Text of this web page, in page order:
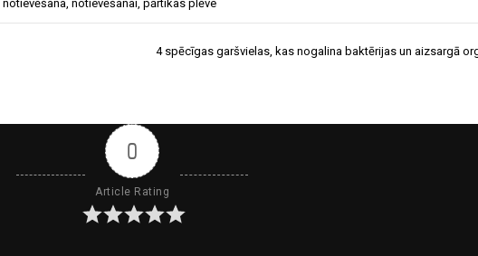
notievēšana, notievēšanai, pārtikas plēve
4 spēcīgas garšvielas, kas nogalina baktērijas un aizsargā
0
Article Rating